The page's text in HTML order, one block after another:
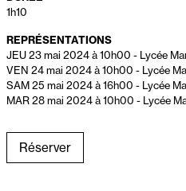
1h10
REPRÉSENTATIONS
JEU 23 mai 2024 à 10h00 - Lycée
VEN 24 mai 2024 à 10h00 - Lycée
SAM 25 mai 2024 à 16h00 - Lycée
MAR 28 mai 2024 à 10h00 - Lycée
Réserver